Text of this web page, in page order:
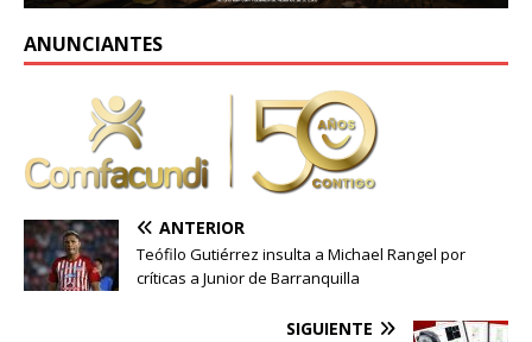
ANUNCIANTES
ANTERIOR
Teófilo Gutiérrez insulta a Michael Rangel por
críticas a Junior de Barranquilla
SIGUIENTE